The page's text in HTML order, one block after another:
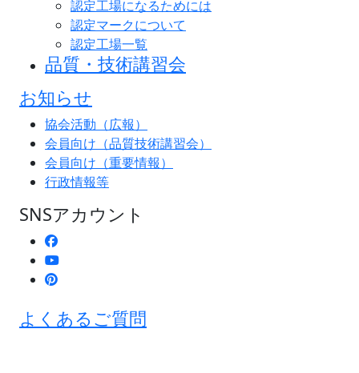
認定工場になるためには
認定マークについて
認定工場一覧
品質・技術講習会
お知らせ
協会活動（広報）
会員向け（品質技術講習会）
会員向け（重要情報）
行政情報等
SNSアカウント
よくあるご質問